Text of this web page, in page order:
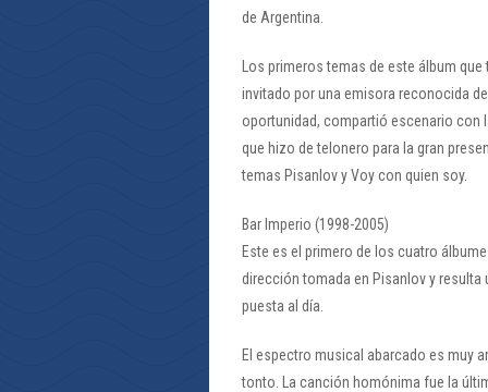
de Argentina.
Los primeros temas de este álbum
invitado por una emisora reconocida
oportunidad, compartió escenario con
que hizo de telonero para la gran
temas Pisanlov y Voy con quien soy.
Bar Imperio (1998-2005)
Este es el primero de los cuatro
dirección tomada en Pisanlov y resulta
puesta al día.
El espectro musical abarcado es muy
tonto. La canción homónima fue la